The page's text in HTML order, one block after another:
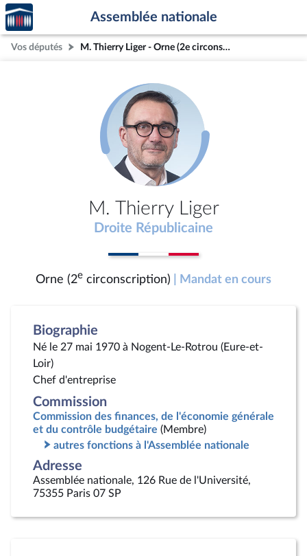
Aller au contenu
Aller en bas de la page
Accèder
à la
page
d'accueil
Assemblée nationale
Vos députés M. Thierry Liger - Orne (2e circonscription)
M. Thierry Liger
Droite Républicaine
Orne (2e circonscription) | Mandat en cours
Biographie
Né le 27 mai 1970 à Nogent-Le-Rotrou (Eure-et-
Loir)
Chef d'entreprise
Commission
Commission des finances, de l'économie générale
et du contrôle budgétaire (Membre)
autres fonctions à l'Assemblée nationale
Adresse
Assemblée nationale, 126 Rue de l'Université,
75355 Paris 07 SP